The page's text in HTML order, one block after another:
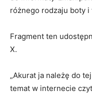
różnego rodzaju boty i
Fragment ten
X.
„Akurat ja należę do
temat w internecie